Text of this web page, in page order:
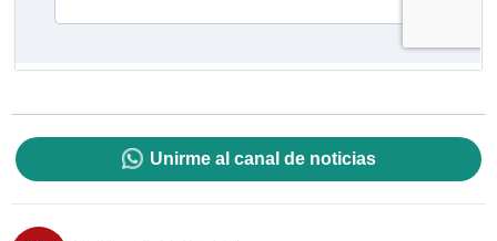
Unirme al canal de noticias